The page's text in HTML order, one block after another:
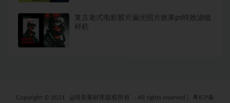
复古老式电影胶片漏光照片效果ps特效滤镜
样机
Copyright © 2021 @琦美素材库版权所有 - All rights reserved 粤ICP备